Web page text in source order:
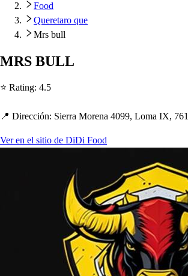
Food
Queretaro que
Mrs bull
MRS BULL
⭐ Rating: 4.5
📍 Dirección: Sierra Morena 4099, Loma IX,
Ver en el sitio de DiDi Food